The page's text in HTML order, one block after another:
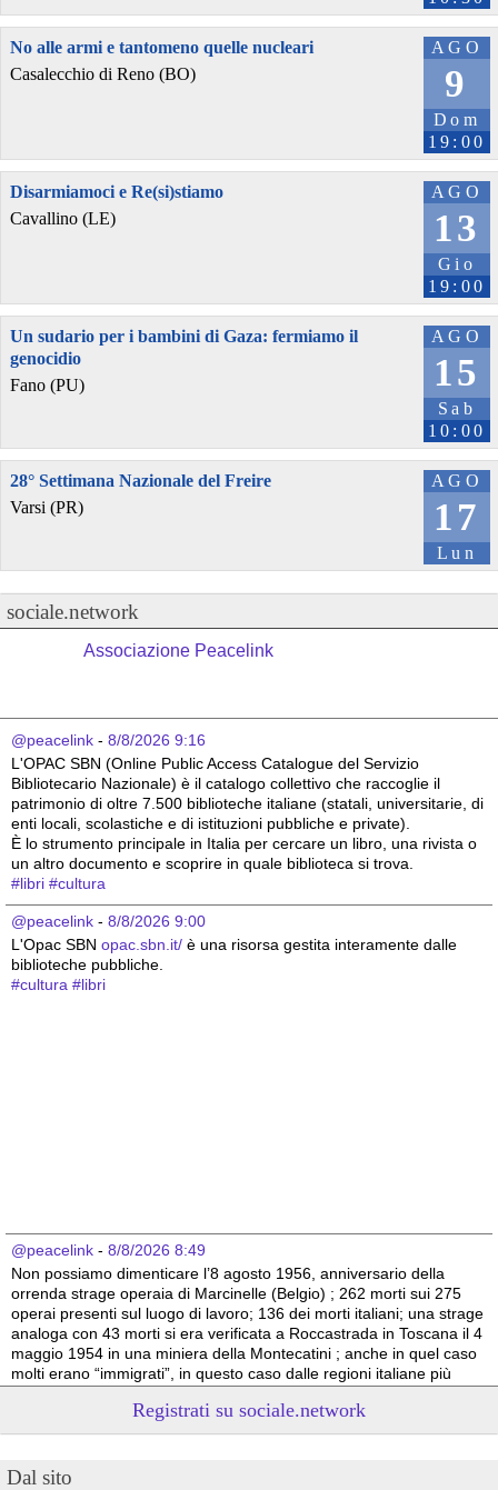
AGO
9
Dom
19:00
No alle armi e tantomeno quelle nucleari
Casalecchio di Reno (BO)
AGO
13
Gio
19:00
Disarmiamoci e Re(si)stiamo
Cavallino (LE)
AGO
15
Sab
10:00
Un sudario per i bambini di Gaza: fermiamo il
genocidio
Fano (PU)
AGO
17
Lun
28° Settimana Nazionale del Freire
Varsi (PR)
sociale.network
Associazione Peacelink
@peacelink - 8/8/2026 9:16
L'OPAC SBN (Online Public Access Catalogue del Servizio
Bibliotecario Nazionale) è il catalogo collettivo che raccoglie il
patrimonio di oltre 7.500 biblioteche italiane (statali, universitarie, di
enti locali, scolastiche e di istituzioni pubbliche e private).
È lo strumento principale in Italia per cercare un libro, una rivista o
un altro documento e scoprire in quale biblioteca si trova.
#libri #cultura
@peacelink - 8/8/2026 9:00
L'Opac SBN opac.sbn.it/ è una risorsa gestita interamente dalle
biblioteche pubbliche.
#cultura #libri
@peacelink - 8/8/2026 8:49
Non possiamo dimenticare l’8 agosto 1956, anniversario della
orrenda strage operaia di Marcinelle (Belgio) ; 262 morti sui 275
operai presenti sul luogo di lavoro; 136 dei morti italiani; una strage
analoga con 43 morti si era verificata a Roccastrada in Toscana il 4
maggio 1954 in una miniera della Montecatini ; anche in quel caso
molti erano “immigrati”, in questo caso dalle regioni italiane più
Vito Totire, portavoce RETE NAZIONALE LAVORO SICURO
#migranti #lavoratori #Marcinelle
Registrati su sociale.network
Dal sito